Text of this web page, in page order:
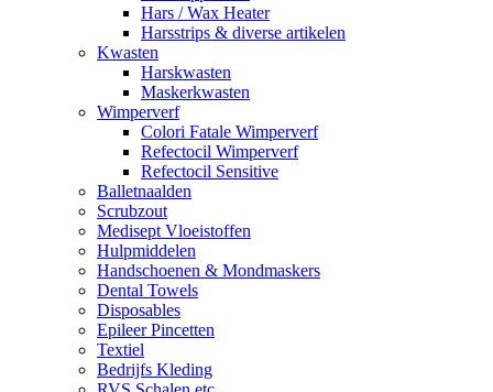
Hars / Wax Heater
Harsstrips & diverse artikelen
Kwasten
Harskwasten
Maskerkwasten
Wimperverf
Colori Fatale Wimperverf
Refectocil Wimperverf
Refectocil Sensitive
Balletnaalden
Scrubzout
Medisept Vloeistoffen
Hulpmiddelen
Handschoenen & Mondmaskers
Dental Towels
Disposables
Epileer Pincetten
Textiel
Bedrijfs Kleding